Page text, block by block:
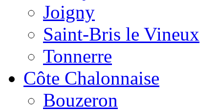
Joigny
Saint-Bris le Vineux
Tonnerre
Côte Chalonnaise
Bouzeron